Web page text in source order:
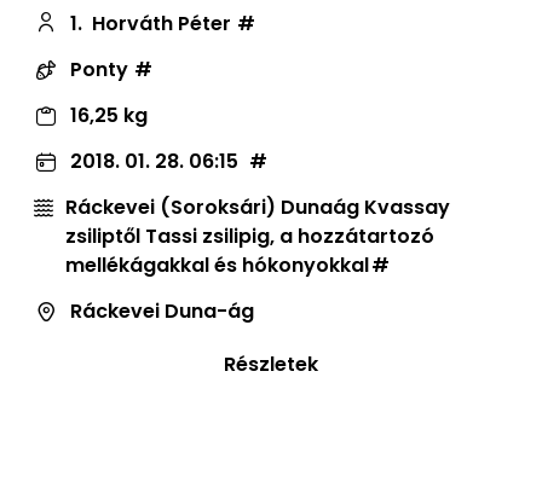
1. Horváth Péter
Ponty
16,25 kg
2018. 01. 28. 06:15
Ráckevei (Soroksári) Dunaág Kvassay
zsiliptől Tassi zsilipig, a hozzátartozó
mellékágakkal és hókonyokkal
Ráckevei Duna-ág
Részletek